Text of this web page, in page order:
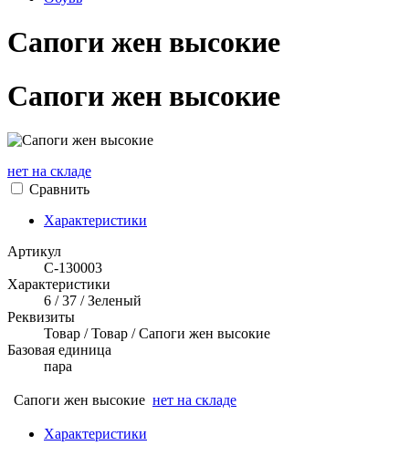
Сапоги жен высокие
Сапоги жен высокие
нет на складе
Сравнить
Характеристики
Артикул
С-130003
Характеристики
6 / 37 / Зеленый
Реквизиты
Товар / Товар / Сапоги жен высокие
Базовая единица
пара
Сапоги жен высокие нет на складе
Характеристики